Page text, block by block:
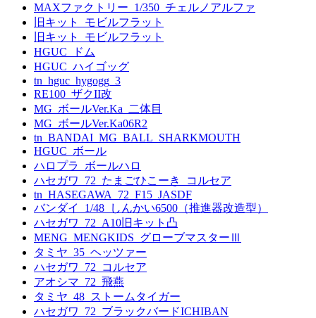
MAXファクトリー_1/350_チェルノアルファ
旧キット_モビルフラット
旧キット_モビルフラット
HGUC_ドム
HGUC_ハイゴッグ
tn_hguc_hygogg_3
RE100_ザクII改
MG_ボールVer.Ka_二体目
MG_ボールVer.Ka06R2
tn_BANDAI_MG_BALL_SHARKMOUTH
HGUC_ボール
ハロプラ_ボールハロ
ハセガワ_72_たまごひこーき_コルセア
tn_HASEGAWA_72_F15_JASDF
バンダイ_1/48_しんかい6500（推進器改造型）
ハセガワ_72_A10旧キット凸
MENG_MENGKIDS_グローブマスターⅢ
タミヤ_35_ヘッツァー
ハセガワ_72_コルセア
アオシマ_72_飛燕
タミヤ_48_ストームタイガー
ハセガワ_72_ブラックバードICHIBAN